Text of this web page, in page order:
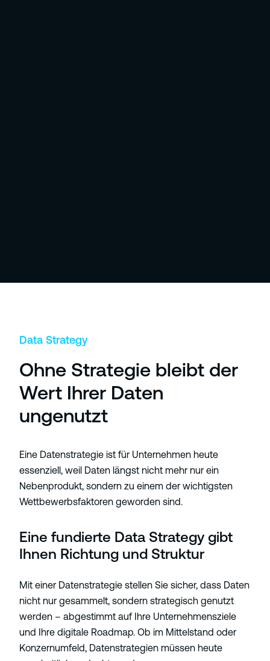
Data Strategy
Ohne Strategie bleibt der
Wert Ihrer Daten
ungenutzt
Eine Datenstrategie ist für Unternehmen heute
essenziell, weil Daten längst nicht mehr nur ein
Nebenprodukt, sondern zu einem der wichtigsten
Wettbewerbsfaktoren geworden sind.
Eine fundierte Data Strategy gibt
Ihnen Richtung und Struktur
Mit einer Datenstrategie stellen Sie sicher, dass Daten
nicht nur gesammelt, sondern strategisch genutzt
werden – abgestimmt auf Ihre Unternehmensziele
und Ihre digitale Roadmap. Ob im Mittelstand oder
Konzernumfeld, Datenstrategien müssen heute